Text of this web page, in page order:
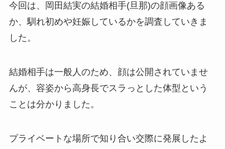
今回は、岡田結実の結婚相手(旦那)の顔画像ある
か、馴れ初めや妊娠しているかを調査していきま
した。
結婚相手は一般人のため、顔は公開されていませ
んが、容姿から高身長でスラっとした体型という
ことは分かりました。
プライベートな場所で知り合い交際に発展したよ